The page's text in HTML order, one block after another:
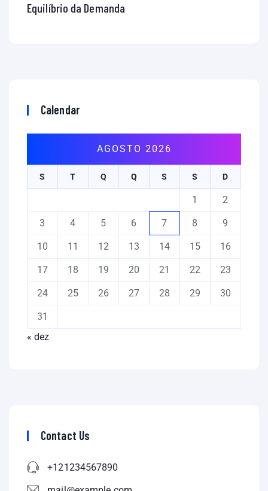
Equilíbrio da Demanda
Calendar
AGOSTO 2026
S T Q Q S S D
1 2
3 4 5 6 7 8 9
10 11 12 13 14 15 16
17 18 19 20 21 22 23
24 25 26 27 28 29 30
31
« dez
Contact Us
+121234567890